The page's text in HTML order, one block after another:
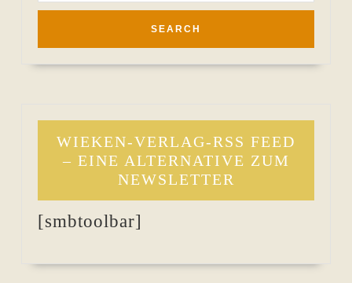
WIEKEN-VERLAG-RSS FEED
– EINE ALTERNATIVE ZUM
NEWSLETTER
[smbtoolbar]